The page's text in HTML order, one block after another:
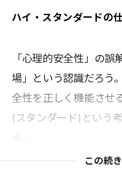
ハイ・スタンダードの
「心理的安全性」の
場」という認識だろう
全性を正しく機能させ
(スタンダード)という
る。
この続